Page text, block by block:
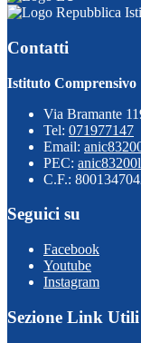
Contatti
Istituto
Via Bramante
Tel: 071977147
Email:
PEC:
C.F.:
Seguici su
Facebook
Youtube
Instagram
Sezione Link Utili